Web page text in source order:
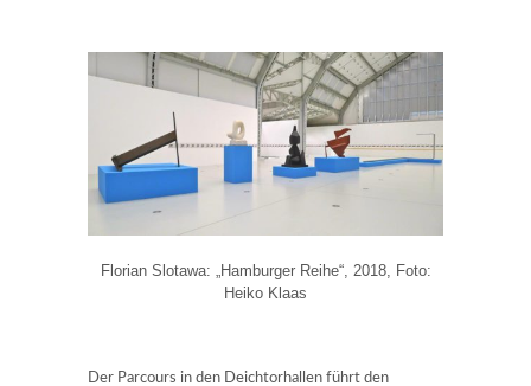
Florian Slotawa: „Hamburger Reihe“, 2018, Foto:
Heiko Klaas
Der Parcours in den Deichtorhallen führt den